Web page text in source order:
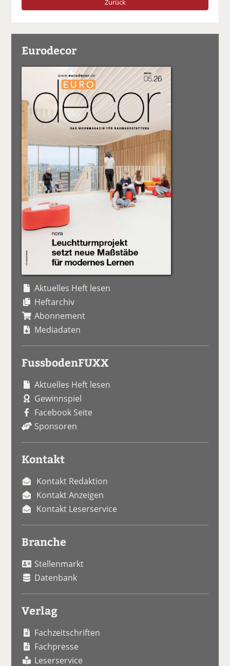
Eurodecor
Aktuelles Heft lesen
Heftarchiv
Abonnement
Mediadaten
FussbodenFUXX
Aktuelles Heft lesen
Gewinnspiel
Facebook Seite
Sponsoren
Kontakt
Kontakt Redaktion
Kontakt Anzeigen
Kontakt Leserservice
Branche
Stellenmarkt
Datenbank
Verlag
Fachzeitschriften
Fachpresse
Leserservice